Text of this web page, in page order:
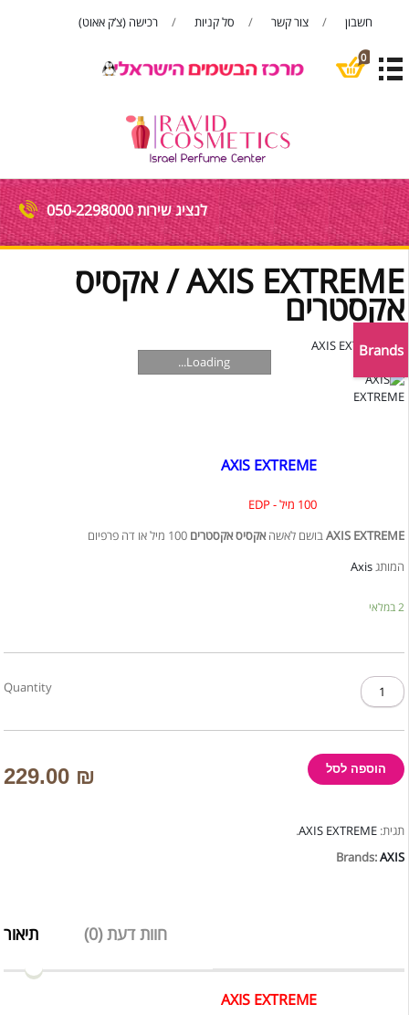
רכישה (צ’ק אאוט) סל קניות צור קשר חשבון
0
לנציג שירות 050-2298000
AXIS EXTREME / אקסיס
אקסטרים
Loading...
AXIS EXTREME
100 מיל - EDP
AXIS EXTREMEבושם לאשהאקסיס אקסטרים 100 מיל או דה פרפיום
המותגAxis
2 במלאי
Quantity
כמות
של
EXTREME
אקסיס
אקסטרים
229.00 ₪ הוספה לסל
תגית:AXIS EXTREME
.
Brands:AXIS
תיאור חוות דעת (0)
AXIS EXTREME
Brands